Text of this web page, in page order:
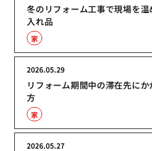
冬のリフォーム工事で現場を
入れ品
家
リフォーム期間中の滞在先に
方
2026.05.29
家
2026.05.27